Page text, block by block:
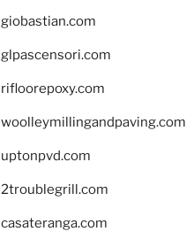
giobastian.com
glpascensori.com
rifloorepoxy.com
woolleymillingandpaving.com
uptonpvd.com
2troublegrill.com
casateranga.com